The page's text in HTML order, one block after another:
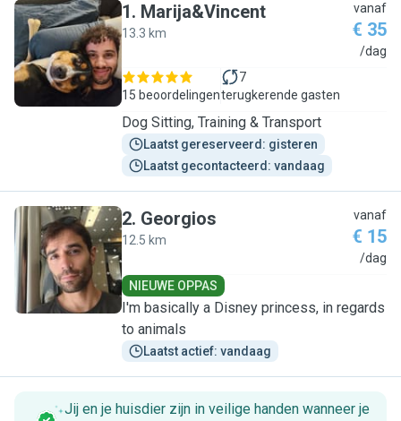
M
1. Marija&Vincent
13.3 km
vanaf
€ 35
/dag
15 beoordelingen
7
terugkerende gasten
Dog Sitting, Training & Transport
Laatst gereserveerd: gisteren
Laatst gecontacteerd: vandaag
G
2. Georgios
12.5 km
vanaf
€ 15
/dag
NIEUWE OPPAS
I'm basically a Disney princess, in regards
to animals
Laatst actief: vandaag
Jij en je huisdier zijn in veilige handen wanneer je